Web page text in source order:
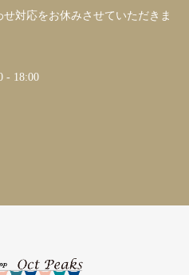
対応をお休みさせていただきま
- 18:00